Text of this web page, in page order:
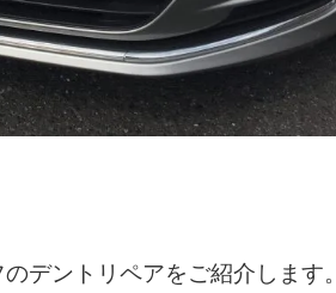
デントリペアをご紹介します。